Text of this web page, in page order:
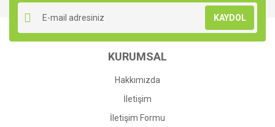
Ürün resmi kalitesiz, bozuk veya görüntülenemiyor.
Ürün açıklamasında eksik bilgiler bulunuyor.
Ürün bilgilerinde hatalar bulunuyor.
Ürün fiyatı diğer sitelerden daha pahalı.
KAYDOL
KURUMSAL
Hakkımızda
İletişim
İletişim Formu